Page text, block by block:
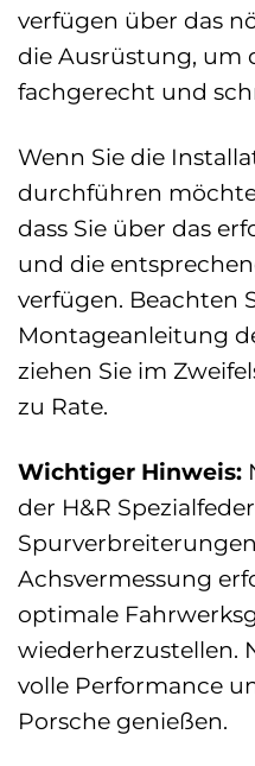
verfügen über das
die Ausrüstung, um
fachgerecht und
Wenn Sie die
durchführen
dass Sie über das
und die
verfügen. Beachten
Montageanleitung
ziehen Sie im
zu Rate.
Wichtiger Hinweis:
der H&R
Achsvermessung
optimale
wiederherzustellen.
volle Performance
Porsche genießen.